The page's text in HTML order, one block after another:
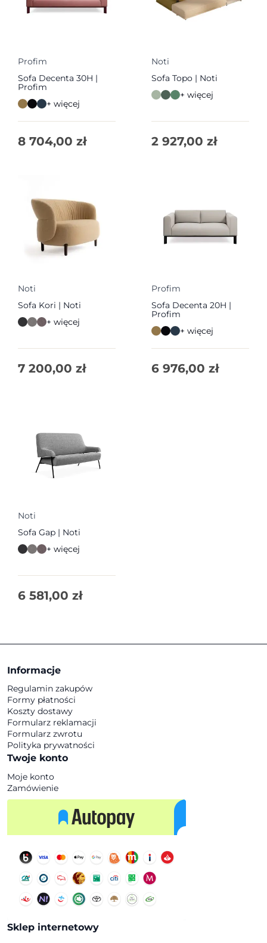
Profim
Sofa Decenta 30H |
Profim
+ więcej
8 704,00 zł
Noti
Sofa Topo | Noti
+ więcej
2 927,00 zł
Noti
Sofa Kori | Noti
+ więcej
7 200,00 zł
Profim
Sofa Decenta 20H |
Profim
+ więcej
6 976,00 zł
Noti
Sofa Gap | Noti
+ więcej
6 581,00 zł
Informacje
Regulamin zakupów
Formy płatności
Koszty dostawy
Formularz reklamacji
Formularz zwrotu
Polityka prywatności
Twoje konto
Moje konto
Zamówienie
Sklep internetowy